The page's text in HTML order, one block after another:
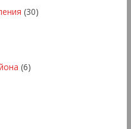
(30)
(6)